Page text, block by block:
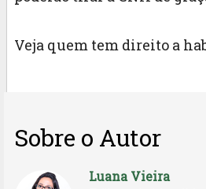
Veja quem tem direito a
Sobre o Autor
Luana Vieira